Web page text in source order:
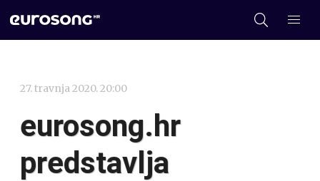
27. travnja 2020. 20:00
eurosong.hr
predstavlja